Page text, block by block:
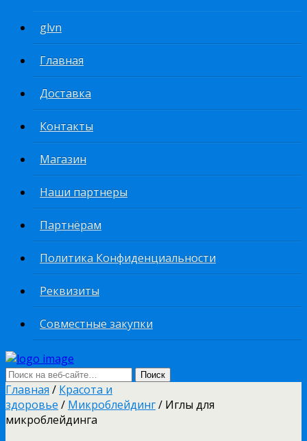
glvn
Главная
Доставка
Контакты
Магазин
Наши партнеры
Партнёрам
Политика Конфиденциальности
Реквизиты
Совместные закупки
Главная / Красота и
здоровье / Микроблейдинг/ Иглы для
микроблейдинга